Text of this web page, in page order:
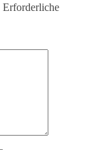
Erforderliche